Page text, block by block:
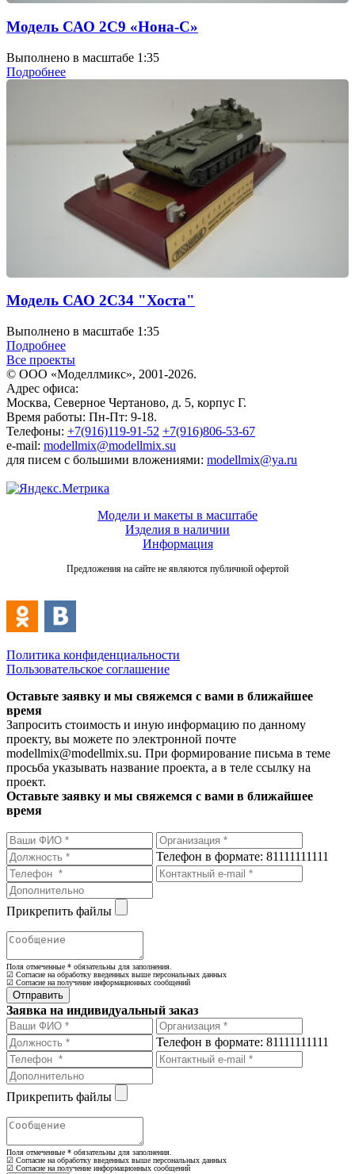
Модель САО 2С9 «Нона-С»
Выполнено в масштабе 1:35
Подробнее
Модель САО 2С34 "Хоста"
Выполнено в масштабе 1:35
Подробнее
Все проекты
© ООО «Моделлмикс», 2001-2026.
Адрес офиса:
Москва, Северное Чертаново, д. 5, корпус Г.
Время работы: Пн-Пт: 9-18.
Телефоны: +7(916)119-91-52 +7(916)806-53-67
e-mail: modellmix@modellmix.su
для писем с большими вложениями: modellmix@ya.ru
Модели и макеты в масштабе
Изделия в наличии
Информация
Предложения на сайте не являются публичной офертой
Политика конфиденциальности
Пользовательское соглашение
Оставьте заявку и мы свяжемся с вами в ближайшее
время
Запросить стоимость и иную информацию по данному
проекту, вы можете по электронной почте
modellmix@modellmix.su. При формирование письма в теме
просьба указывать название проекта, а в теле ссылку на
проект.
Оставьте заявку и мы свяжемся с вами в ближайшее
время
Телефон в формате: 81111111111
Прикрепить файлы
Поля отмеченные * обязательны для заполнения.
☑ Согласие на обработку введенных выше персональных данных
☑ Согласие на получение информационных сообщений
Заявка на индивидуальный заказ
Телефон в формате: 81111111111
Прикрепить файлы
Поля отмеченные * обязательны для заполнения.
☑ Согласие на обработку введенных выше персональных данных
☑ Согласие на получение информационных сообщений